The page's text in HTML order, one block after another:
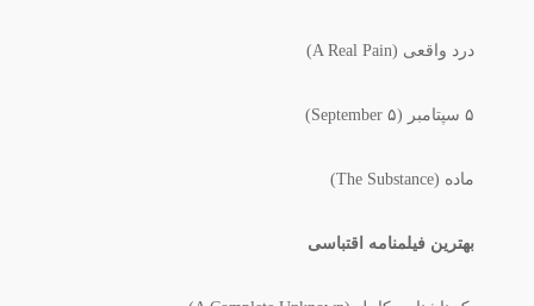
درد واقعی (A Real Pain)
۵ سپتامبر (September ۵)
ماده (The Substance)
بهترین فیلمنامه اقتباسی